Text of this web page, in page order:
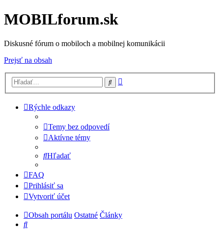
MOBILforum.sk
Diskusné fórum o mobiloch a mobilnej komunikácii
Prejsť na obsah
Hľadať
Rýchle odkazy
Temy bez odpovedí
Aktívne témy
Hľadať
FAQ
Prihlásiť sa
Vytvoriť účet
Obsah portálu Ostatné Články
Hľadať